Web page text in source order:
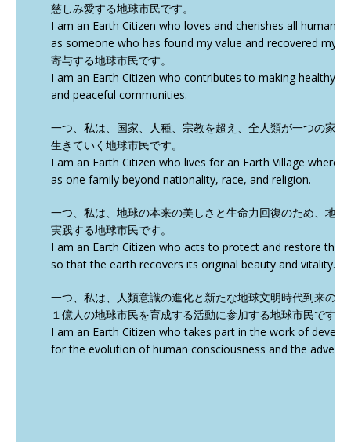
慈しみ愛する地球市民です。
I am an Earth Citizen who loves and cherishes all humans
as someone who has found my value and recovered my
寄与する地球市民です。
I am an Earth Citizen who contributes to making healthy,
and peaceful communities.
一つ、私は、国家、人種、宗教を超え、全人類が一つの家
生きていく地球市民です。
I am an Earth Citizen who lives for an Earth Village where
as one family beyond nationality, race, and religion.
一つ、私は、地球の本来の美しさと生命力回復のため、地
実践する地球市民です。
I am an Earth Citizen who acts to protect and restore the
so that the earth recovers its original beauty and vitality.
一つ、私は、人類意識の進化と新たな地球文明時代到来のた
１億人の地球市民を育成する活動に参加する地球市民です。
I am an Earth Citizen who takes part in the work of
for the evolution of human consciousness and the advent